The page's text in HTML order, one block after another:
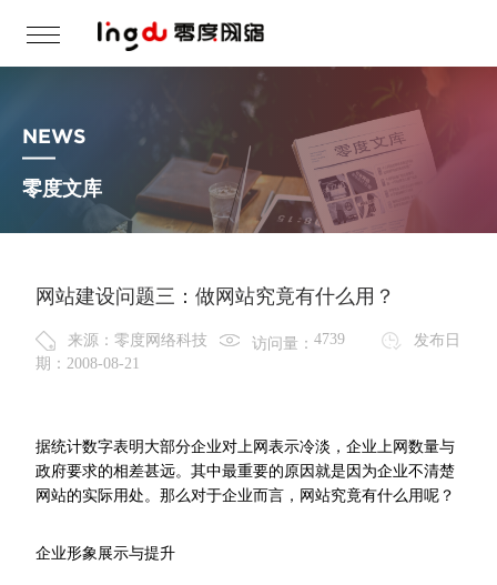
NEWS
零度文库
网站建设问题三：做网站究竟有什么用？
来源：零度网络科技 访问量：
发布日
期：2008-08-21
据统计数字表明大部分企业对上网表示冷淡，企业上网数量与
政府要求的相差甚远。其中最重要的原因就是因为企业不清楚
网站的实际用处。那么对于企业而言，网站究竟有什么用呢？
企业形象展示与提升